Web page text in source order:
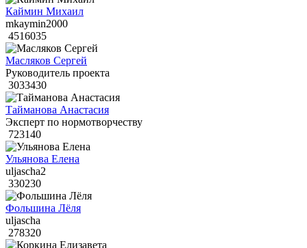
Каймин Михаил
mkaymin2000
4516035
Масляков Сергей
Руководитель проекта
3033430
Тайманова Анастасия
Эксперт по нормотворчеству
723140
Ульянова Елена
uljascha2
330230
Фольшина Лёля
uljascha
278320